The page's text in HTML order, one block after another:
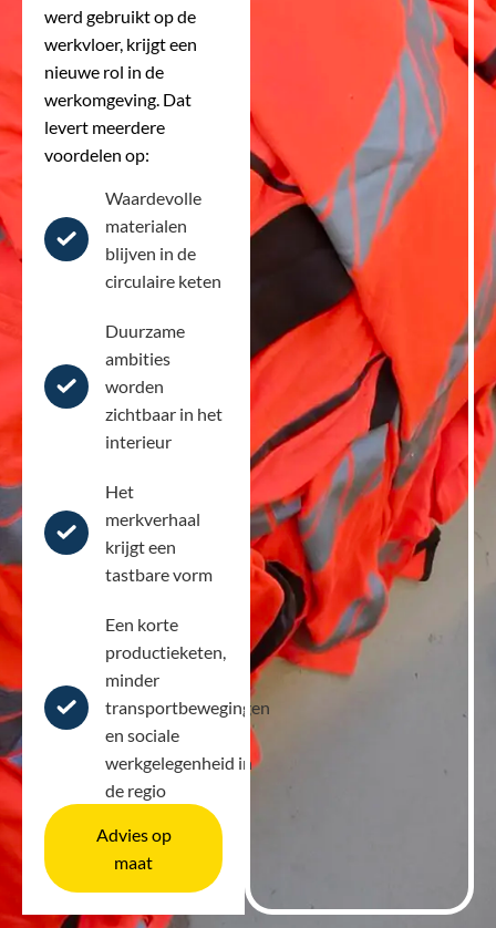
werd gebruikt op de
werkvloer, krijgt een
nieuwe rol in de
werkomgeving. Dat
levert meerdere
voordelen op:
Waardevolle
materialen
blijven in de
circulaire keten
Duurzame
ambities
worden
zichtbaar in het
interieur
Het
merkverhaal
krijgt een
tastbare vorm
Een korte
productieketen,
minder
transportbewegingen
en sociale
werkgelegenheid in
de regio
Advies op
maat